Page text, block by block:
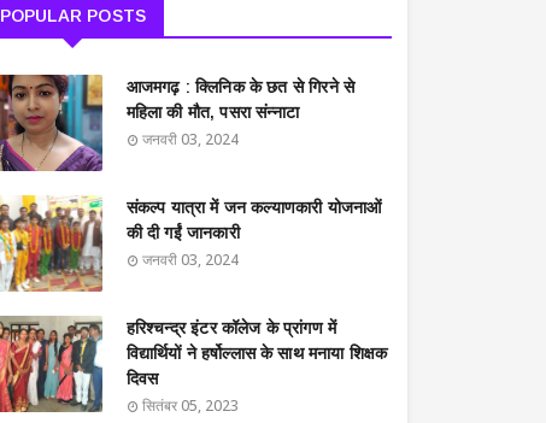
POPULAR POSTS
आजमगढ़ : क्लिनिक के छत से गिरने से
महिला की मौत, पसरा संन्नाटा
जनवरी 03, 2024
संकल्प यात्रा में जन कल्याणकारी योजनाओं
की दी गईं जानकारी
जनवरी 03, 2024
हरिश्चन्द्र इंटर कॉलेज के प्रांगण में
विद्यार्थियों ने हर्षोल्लास के साथ मनाया शिक्षक
दिवस
सितंबर 05, 2023